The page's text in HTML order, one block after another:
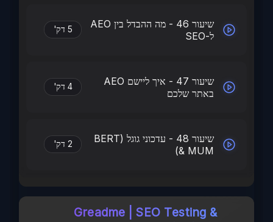
שיעור 46 - מה ההבדל בין AEO
ל-SEO
5 דק'
שיעור 47 - איך ליישם AEO
באתר שלכם
4 דק'
שיעור 48 - עדכוני גוגל (BERT
& MUM)
2 דק'
Greadme | SEO Testing &